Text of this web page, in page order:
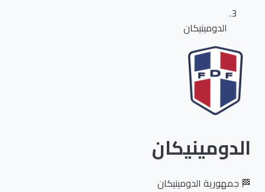
الدومينيكان
الدومينيكان
جمهورية الدومينيكان